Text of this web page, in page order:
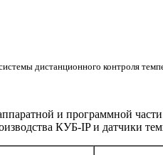
дистанционного контроля
и программной
КУБ-IP и